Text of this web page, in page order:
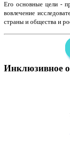
Его основные цели -
вовлечение
страны и общества и
Инклюзивное